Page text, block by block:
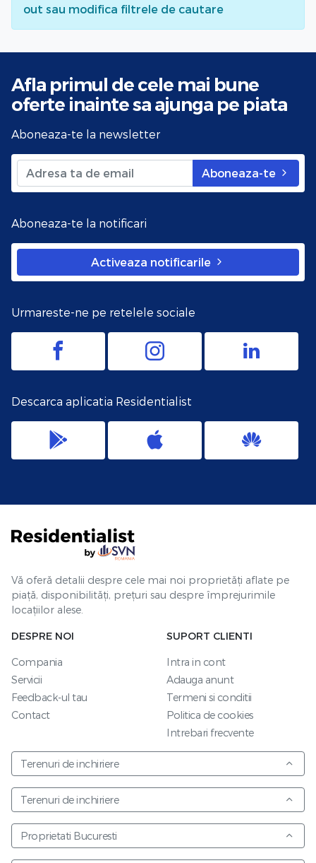
out sau modifica filtrele de cautare
Afla primul de cele mai bune
oferte inainte sa ajunga pe piata
Aboneaza-te la newsletter
Aboneaza-te
Aboneaza-te la notificari
Activeaza notificarile
Urmareste-ne pe retelele sociale
Descarca aplicatia Residentialist
Vă oferă detalii despre cele mai noi proprietăți aflate pe
piață, disponibilități, prețuri sau despre împrejurimile
locațiilor alese.
DESPRE NOI
Compania
Servicii
Feedback-ul tau
Contact
SUPORT CLIENTI
Intra in cont
Adauga anunt
Termeni si conditii
Politica de cookies
Intrebari frecvente
Terenuri de inchiriere
Terenuri de inchiriere
Proprietati Bucuresti